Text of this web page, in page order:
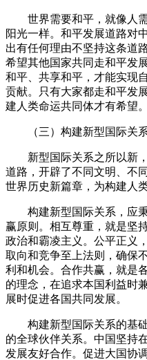
世界需要和平，就像人需
阳光一样。和平发展道路对
出有任何理由不坚持这条道
希望其他国家共同走和平发
和平、共享和平，才能实现
贡献。只有大家都走和平发
建人类命运共同体才有希望。
（三）构建新型国际关
新型国际关系之所以新，
道路，开辟了不同文明、不
世界历史新篇章，为构建人
构建新型国际关系，应秉
赢原则。相互尊重，就是坚
政治和霸凌主义。公平正义
取向和竞争至上法则，确保
利和机会。合作共赢，就是
的理念，在追求本国利益时
展时促进各国共同发展。
构建新型国际关系的基础
的全球伙伴关系。中国坚持
发展友好合作。促进大国协